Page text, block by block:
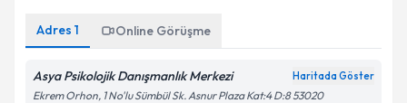
Adres 1 Online Görüşme
Asya Psikolojik Danışmanlık Merkezi Haritada Göster
Ekrem Orhon, 1 No'lu Sümbül Sk. Asnur Plaza Kat:4 D:8 53020